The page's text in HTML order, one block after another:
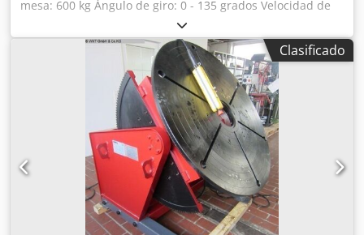
mesa: 600 kg Ángulo de giro: 0 - 135 grados Velocidad de
rotación: 0,1 - 2,0 rpm Ajuste de altura: 850 - 1300 mm Par
en el plato giratorio: 900 Nm Potencia del motor: 0,37 /
0,37 kW Corriente de soldadura: 500 amperios - Ajuste
manual de la altura. - Sistema de engranajes autoblocante,
lo que minimiza el movimiento hacia adelante y hacia
atrás en caso de carga excéntrica. - Componentes
electrónicos de Schneider, Siemens y Delta. Dsdpfx Asfv
Aynsm Aeck - Velocidad variable y continua del plato
giratorio, controlada por frecuencia. - Alta estabilidad
gracias a su robusta construcción. - Certificado CE. La serie
D-HBE se suministra en su versión estándar con un control
remoto por cable y un pedal. Transferencia de corriente de
soldadura para un máximo de 500 amperios.
Clasificado